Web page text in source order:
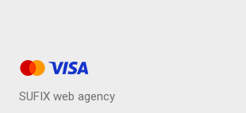
SUFIX web agency